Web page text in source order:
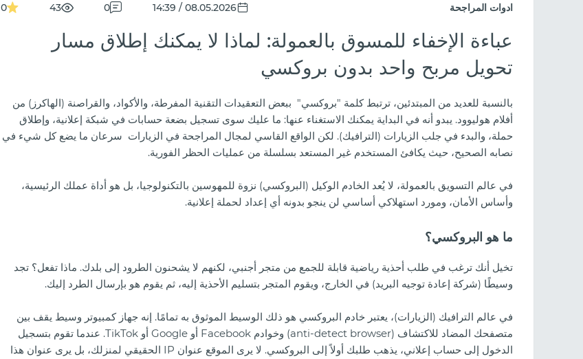
ادوات المراجحة 08.05.2026 / 14:39
0
43
0
عباءة الإخفاء للمسوق بالعمولة: لماذا لا يمكنك إطلاق مسار
تحويل مربح واحد بدون بروكسي
بالنسبة للعديد من المبتدئين، ترتبط كلمة "بروكسي" ببعض التعقيدات التقنية المفرطة، والأكواد، والقراصنة (الهاكرز) من
أفلام هوليوود. يبدو أنه في البداية يمكنك الاستغناء عنها: ما عليك سوى تسجيل بضعة حسابات في شبكة إعلانية، وإطلاق
حملة، والبدء في جلب الزيارات (الترافيك). لكن الواقع القاسي لمجال المراجحة في الزيارات سرعان ما يضع كل شيء في
نصابه الصحيح، حيث يكافئ المستخدم غير المستعد بسلسلة من عمليات الحظر الفورية.
في عالم التسويق بالعمولة، لا يُعد الخادم الوكيل (البروكسي) نزوة للمهوسين بالتكنولوجيا، بل هو أداة عملك الرئيسية،
وأساس الأمان، ومورد استهلاكي أساسي لن ينجو بدونه أي إعداد لحملة إعلانية.
ما هو البروكسي؟
تخيل أنك ترغب في طلب أحذية رياضية قابلة للجمع من متجر أجنبي، لكنهم لا يشحنون الطرود إلى بلدك. ماذا تفعل؟ تجد
وسيطًا (شركة إعادة توجيه البريد) في الخارج، ويقوم المتجر بتسليم الأحذية إليه، ثم يقوم هو بإرسال الطرد إليك.
في عالم الترافيك (الزيارات)، يعتبر خادم البروكسي هو ذلك الوسيط الموثوق به تمامًا. إنه جهاز كمبيوتر وسيط يقف بين
متصفحك المضاد للاكتشاف (anti-detect browser) وخوادم Facebook أو Google أو TikTok. عندما تقوم بتسجيل
الدخول إلى حساب إعلاني، يذهب طلبك أولاً إلى البروكسي. لا يرى الموقع عنوان IP الحقيقي لمنزلك، بل يرى عنوان هذا